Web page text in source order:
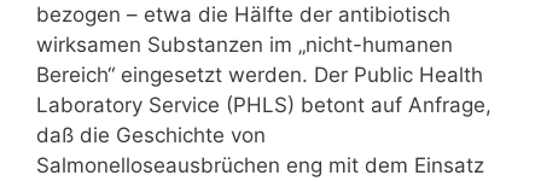
bezogen – etwa die Hälfte der antibiotisch
wirksamen Substanzen im „nicht-humanen
Bereich“ eingesetzt werden. Der Public Health
Laboratory Service (PHLS) betont auf Anfrage,
daß die Geschichte von
Salmonelloseausbrüchen eng mit dem Einsatz